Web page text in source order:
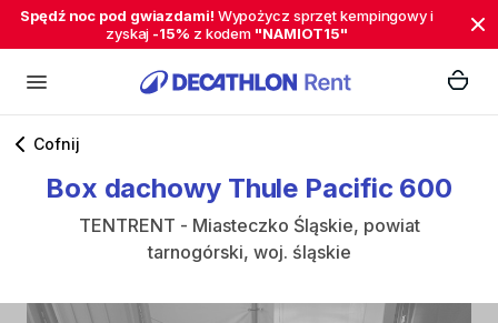
Spędź noc pod gwiazdami! Wypożycz sprzęt kempingowy i
zyskaj -15% z kodem "NAMIOT15"
Cofnij
Box dachowy Thule Pacific 600
TENTRENT - Miasteczko Śląskie, powiat
tarnogórski, woj. śląskie